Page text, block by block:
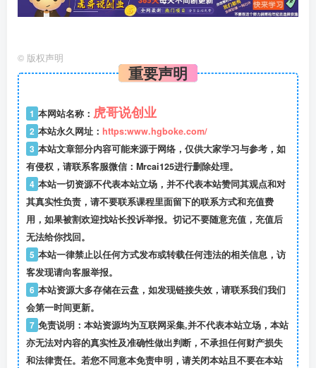
© 版权声明
重要声明
1 本网站名称： 虎哥说创业
2 本站永久网址： https:www.hgboke.com/
3 本站文章部分内容可能来源于网络，仅供大家学习与参考，如
有侵权，请联系客服微信：Mrcai125进行删除处理。
4 本站一切资源不代表本站立场，并不代表本站赞同其观点和对
其真实性负责，请不要联系课程里面留下的联系方式和充值费
用，如果被割欢迎找站长投诉举报。切记不要随意充值，充值后
无法给你找回。
5 本站一律禁止以任何方式发布或转载任何违法的相关信息，访
客发现请向客服举报。
6 本站资源大多存储在云盘，如发现链接失效，请联系我们我们
会第一时间更新。
7 免责说明：本站资源均为互联网采集,并不代表本站立场，本站
亦无法对内容的真实性及准确性做出判断，不承担任何财产损失
和法律责任。若您不同意本免责申明，请关闭本站且不要在本站